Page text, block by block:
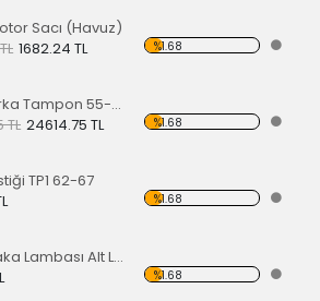
Sacı (Havuz)
1682.24 TL %1.68
Krom Arka Tampon 55-67 Model,Borulu Tip
TL 24614.75 TL %1.68
TP1 62-67
%1.68
Arka Plaka Lambası Alt Lastiği 1200
%1.68